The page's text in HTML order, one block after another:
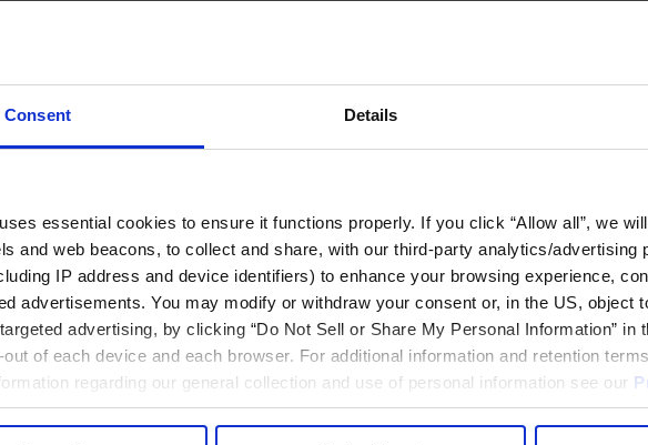
Consent Details
essential cookies to ensure it functions properly. If you click “Allow all”, we
and web beacons, to collect and share, with our third-party analytics/advertising
IP address and device identifiers) to enhance your browsing experience,
advertisements. You may modify or withdraw your consent or, in the US, object
advertising, by clicking “Do Not Sell or Share My Personal Information” in
of each device and each browser. For additional information and retention
regarding our general collection and use of personal information see our
析官